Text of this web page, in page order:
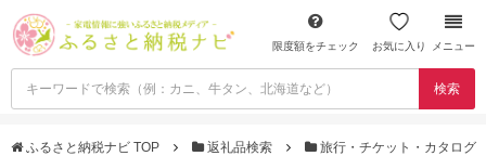
限度額をチェック お気に入り メニュー
検索
ふるさと納税ナビ TOP 返礼品検索 旅行・チケット・カタログ